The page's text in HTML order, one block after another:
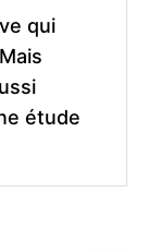
qui
étude